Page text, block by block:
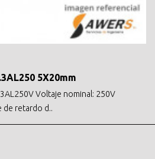
5X20mm
Voltaje nominal: 250V
de retardo d..